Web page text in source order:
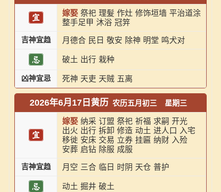
嫁娶 祭祀 理髮 作灶 修饰垣墙 平治道涂
整手足甲 沐浴 冠笄
吉神宜趋 月德合 民日 敬安 除神 明堂 鸣犬对
破土 出行 栽种
凶神宜忌 死神 天吏 天贼 五离
2026年6月17日黄历 农历五月初三 星期三
嫁娶 纳采 订盟 祭祀 祈福 求嗣 开光
出火 出行 拆卸 修造 动土 进人口
入宅
移徙 安床 交易 立券 挂匾 纳财 入殓
安葬 启钻 除服 成服
吉神宜趋 月空 三合 临日 时阴 天仓 普护
动土 掘井 破土